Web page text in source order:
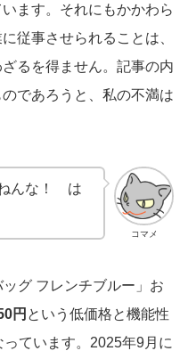
ます。それにもかかわら
従事させられることは、
るを得ません。記事の内
であろうと、私の不満は
コマメ
んな！ は
グ フレンチブルー」お
円 という低価格と機能性
ています。2025年9月に